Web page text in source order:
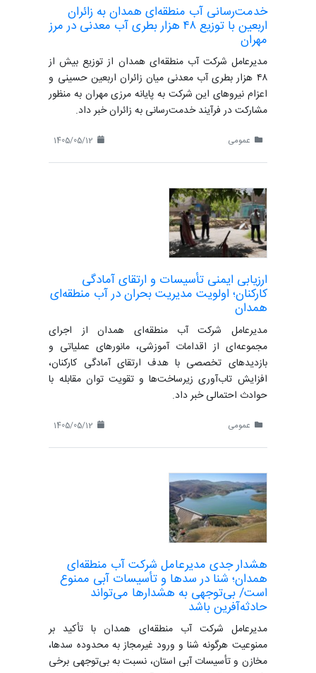
خدمت‌رسانی آب منطقه‌ای همدان به زائران
اربعین با توزیع ۴۸ هزار بطری آب معدنی در مرز
مهران
مدیرعامل شرکت آب منطقه‌ای همدان از توزیع بیش از
۴۸ هزار بطری آب معدنی میان زائران اربعین حسینی و
اعزام نیروهای این شرکت به پایانه مرزی مهران به منظور
مشارکت در فرآیند خدمت‌رسانی به زائران خبر داد.
عمومی
ارزیابی ایمنی تأسیسات و ارتقای آمادگی
کارکنان؛ اولویت مدیریت بحران در آب منطقه‌ای
همدان
مدیرعامل شرکت آب منطقه‌ای همدان از اجرای
مجموعه‌ای از اقدامات آموزشی، مانورهای عملیاتی و
بازدیدهای تخصصی با هدف ارتقای آمادگی کارکنان،
افزایش تاب‌آوری زیرساخت‌ها و تقویت توان مقابله با
حوادث احتمالی خبر داد.
عمومی
هشدار جدی مدیرعامل شرکت آب منطقه‌ای
همدان؛ شنا در سدها و تأسیسات آبی ممنوع
است/ بی‌توجهی به هشدارها می‌تواند
حادثه‌آفرین باشد
مدیرعامل شرکت آب منطقه‌ای همدان با تأکید بر
ممنوعیت هرگونه شنا و ورود غیرمجاز به محدوده سدها،
مخازن و تأسیسات آبی استان، نسبت به بی‌توجهی برخی